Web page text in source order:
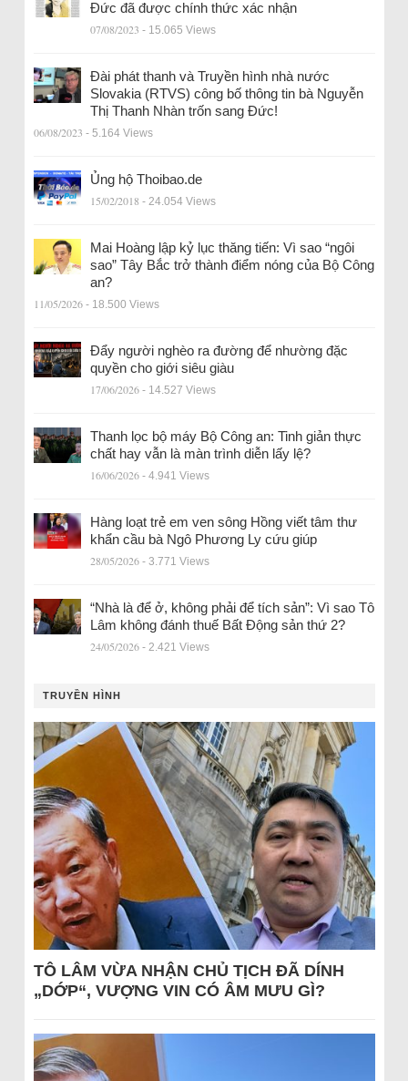
Đức đã được chính thức xác nhận
07/08/2023 - 15.065 Views
Đài phát thanh và Truyền hình nhà nước
Slovakia (RTVS) công bố thông tin bà Nguyễn
Thị Thanh Nhàn trốn sang Đức!
06/08/2023 - 5.164 Views
Ủng hộ Thoibao.de
15/02/2018 - 24.054 Views
Mai Hoàng lập kỷ lục thăng tiến: Vì sao “ngôi
sao” Tây Bắc trở thành điểm nóng của Bộ Công
an?
11/05/2026 - 18.500 Views
Đẩy người nghèo ra đường để nhường đặc
quyền cho giới siêu giàu
17/06/2026 - 14.527 Views
Thanh lọc bộ máy Bộ Công an: Tinh giản thực
chất hay vẫn là màn trình diễn lấy lệ?
16/06/2026 - 4.941 Views
Hàng loạt trẻ em ven sông Hồng viết tâm thư
khẩn cầu bà Ngô Phương Ly cứu giúp
28/05/2026 - 3.771 Views
“Nhà là để ở, không phải để tích sản”: Vì sao Tô
Lâm không đánh thuế Bất Động sản thứ 2?
24/05/2026 - 2.421 Views
TRUYỀN HÌNH
TÔ LÂM VỪA NHẬN CHỦ TỊCH ĐÃ DÍNH
„DỚP“, VƯỢNG VIN CÓ ÂM MƯU GÌ?